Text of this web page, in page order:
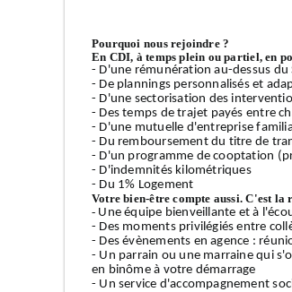
Pourquoi nous rejoindre ?
En CDI, à temps plein ou partiel, en
- D'une rémunération au-dessus du
- De plannings personnalisés et
- D'une sectorisation des
- Des temps de trajet payés entre
- D'une mutuelle d'entreprise
- Du remboursement du titre de
- D'un programme de cooptation
- D'indemnités kilométriques
- Du 1% Logement
Votre bien-être compte aussi. C'est
- Une équipe bienveillante et à
- Des moments privilégiés entre
- Des évènements en agence :
- Un parrain ou une marraine qui
en binôme à votre démarrage
- Un service d'accompagnement